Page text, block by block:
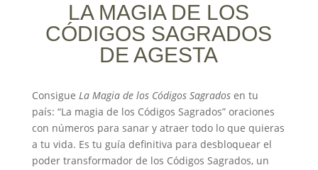
LA MAGIA DE LOS
CÓDIGOS SAGRADOS
DE AGESTA
Consigue La Magia de los Códigos Sagradosen tu
país: “La magia de los Códigos Sagrados” oraciones
con números para sanar y atraer todo lo que quieras
a tu vida. Es tu guía definitiva para desbloquear el
poder transformador de los Códigos Sagrados, un